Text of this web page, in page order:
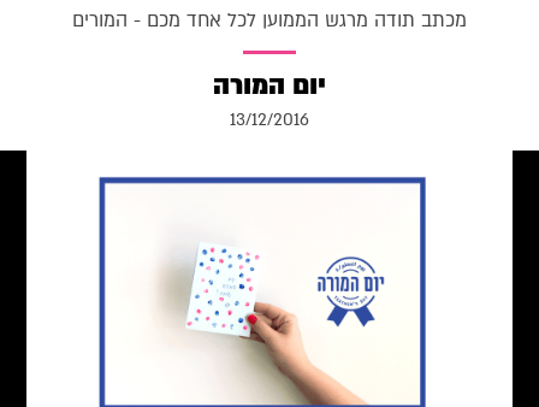
מכתב תודה מרגש הממוען לכל אחד מכם - המורים
יום המורה
13/12/2016